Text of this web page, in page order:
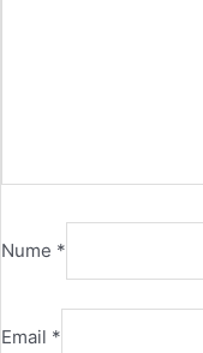
Nume *
Email *